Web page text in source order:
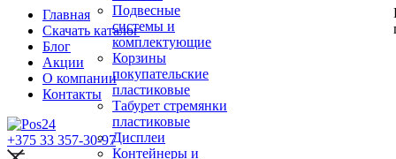
Подвесные
системы и
комплектующие
Корзины
покупательские
пластиковые
Табурет стремянки
пластиковые
Дисплеи
Контейнеры и
Главная
Скачать каталог
Блог
Акции
О компании
Контакты
+375 33 357-30-97